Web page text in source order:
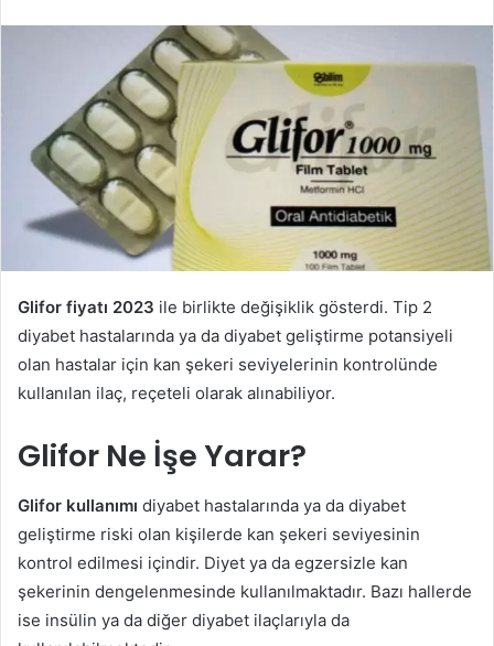
Glifor fiyatı 2023 ile birlikte değişiklik gösterdi. Tip 2
diyabet hastalarında ya da diyabet geliştirme potansiyeli
olan hastalar için kan şekeri seviyelerinin kontrolünde
kullanılan ilaç, reçeteli olarak alınabiliyor.
Glifor Ne İşe Yarar?
Glifor kullanımı diyabet hastalarında ya da diyabet
geliştirme riski olan kişilerde kan şekeri seviyesinin
kontrol edilmesi içindir. Diyet ya da egzersizle kan
şekerinin dengelenmesinde kullanılmaktadır. Bazı hallerde
ise insülin ya da diğer diyabet ilaçlarıyla da